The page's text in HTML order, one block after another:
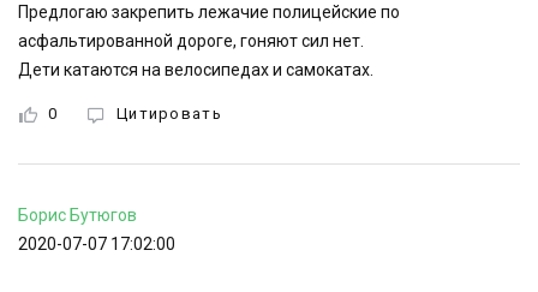
Предлогаю закрепить лежачие полицейские по
асфальтированной дороге, гоняют сил нет.
Дети катаются на велосипедах и самокатах.
0 Цитировать
Борис Бутюгов
2020-07-07 17:02:00